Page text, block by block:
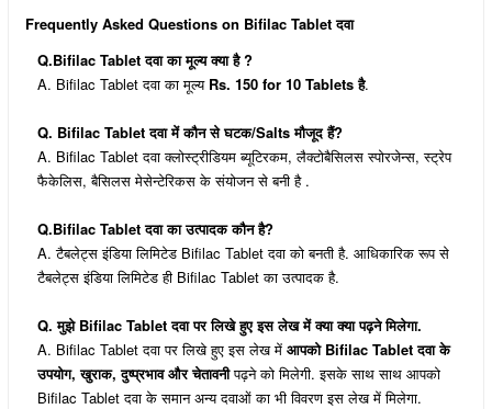
Frequently Asked Questions on Bifilac Tablet दवा
Q.Bifilac Tablet दवा का मूल्य क्या है ?
A. Bifilac Tablet दवा का मूल्य Rs. 150 for 10 Tablets है.
Q. Bifilac Tablet दवा में कौन से घटक/Salts मौजूद हैं?
A. Bifilac Tablet दवा क्लोस्ट्रीडियम ब्यूटिरकम, लैक्टोबैसिलस स्पोरजेन्स, स्ट्रेप
फैकेलिस, बैसिलस मेसेन्टेरिकस के संयोजन से बनी है .
Q.Bifilac Tablet दवा का उत्पादक कौन है?
A. टैबलेट्स इंडिया लिमिटेड Bifilac Tablet दवा को बनती है. आधिकारिक रूप से
टैबलेट्स इंडिया लिमिटेड ही Bifilac Tablet का उत्पादक है.
Q. मुझे Bifilac Tablet दवा पर लिखे हुए इस लेख में क्या क्या पढ़ने मिलेगा.
A. Bifilac Tablet दवा पर लिखे हुए इस लेख में आपको Bifilac Tablet दवा के
उपयोग, खुराक, दुष्प्रभाव और चेतावनीपढ़ने को मिलेगी. इसके साथ साथ आपको
Bifilac Tablet दवा के समान अन्य दवाओं का भी विवरण इस लेख में मिलेगा.